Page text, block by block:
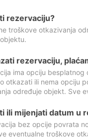
rezervaciju?
troškove otkazivanja
rezervaciju,
ima opciju
otkazati ili nema opciju
određuje objekt. Sve
ili mijenjati datum u
bez opcije povrata
eventualne troškove